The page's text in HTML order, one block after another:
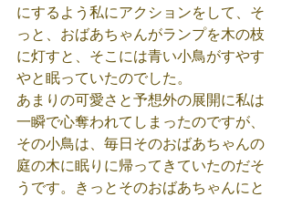
にするよう私にアクションをして、そ
っと、おばあちゃんがランプを木の枝
に灯すと、そこには青い小鳥がすやす
やと眠っていたのでした。
あまりの可愛さと予想外の展開に私は
一瞬で心奪われてしまったのですが、
その小鳥は、毎日そのおばあちゃんの
庭の木に眠りに帰ってきていたのだそ
うです。きっとそのおばあちゃんにと